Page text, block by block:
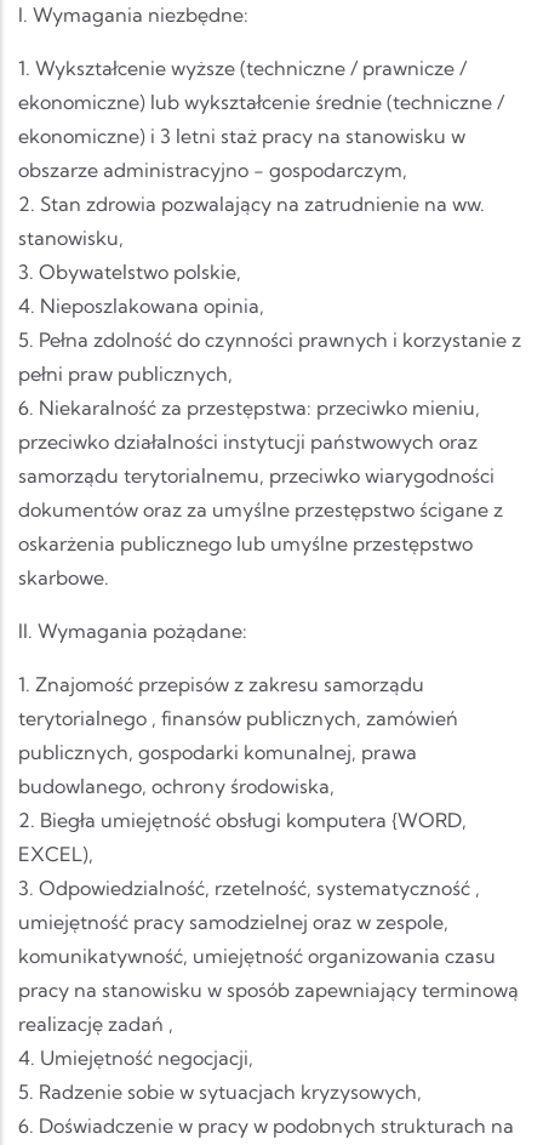
I. Wymagania niezbędne:
1. Wykształcenie wyższe (techniczne / prawnicze /
ekonomiczne) lub wykształcenie średnie (techniczne /
ekonomiczne) i 3 letni staż pracy na stanowisku w
obszarze administracyjno - gospodarczym,
2. Stan zdrowia pozwalający na zatrudnienie na ww.
stanowisku,
3. Obywatelstwo polskie,
4. Nieposzlakowana opinia,
5. Pełna zdolność do czynności prawnych i korzystanie z
pełni praw publicznych,
6. Niekaralność za przestępstwa: przeciwko mieniu,
przeciwko działalności instytucji państwowych oraz
samorządu terytorialnemu, przeciwko wiarygodności
dokumentów oraz za umyślne przestępstwo ścigane z
oskarżenia publicznego lub umyślne przestępstwo
skarbowe.
II. Wymagania pożądane:
1. Znajomość przepisów z zakresu samorządu
terytorialnego , finansów publicznych, zamówień
publicznych, gospodarki komunalnej, prawa
budowlanego, ochrony środowiska,
2. Biegła umiejętność obsługi komputera {WORD,
EXCEL),
3. Odpowiedzialność, rzetelność, systematyczność ,
umiejętność pracy samodzielnej oraz w zespole,
komunikatywność, umiejętność organizowania czasu
pracy na stanowisku w sposób zapewniający terminową
realizację zadań ,
4. Umiejętność negocjacji,
5. Radzenie sobie w sytuacjach kryzysowych,
6. Doświadczenie w pracy w podobnych strukturach na